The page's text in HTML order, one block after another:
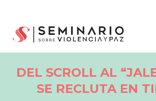
DEL SCROLL AL
SE RECLUTA EN